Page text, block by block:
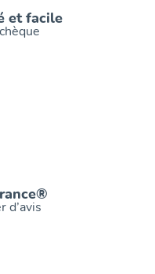
et facile
d’avis